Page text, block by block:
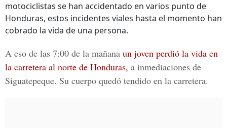
motociclistas se han accidentado en varios punto de
Honduras, estos incidentes viales hasta el momento han
cobrado la vida de una persona.
A eso de las 7:00 de la mañana un joven perdió la vida en
la carretera al norte de Honduras, a inmediaciones de
Siguatepeque. Su cuerpo quedó tendido en la carretera.